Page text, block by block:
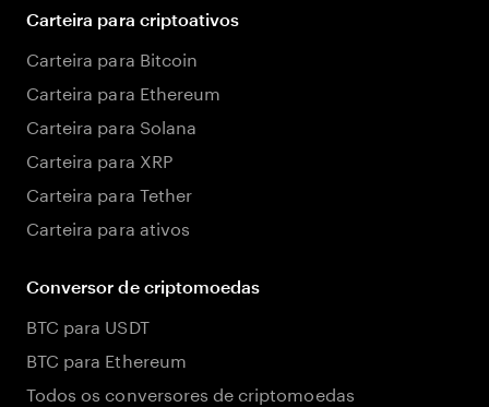
Carteira para criptoativos
Carteira para Bitcoin
Carteira para Ethereum
Carteira para Solana
Carteira para XRP
Carteira para Tether
Carteira para ativos
Conversor de criptomoedas
BTC para USDT
BTC para Ethereum
Todos os conversores de criptomoedas